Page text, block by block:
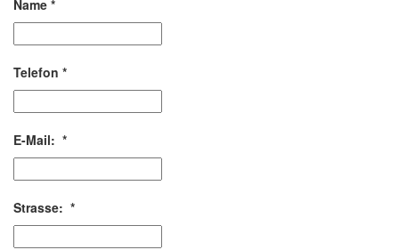
Name *
Telefon *
E-Mail: *
Strasse: *